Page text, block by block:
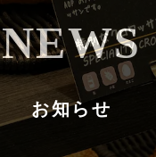
コンセプトCONCEPT
クオリティQUALITY
メニュー MENU
NEWS
お知らせ